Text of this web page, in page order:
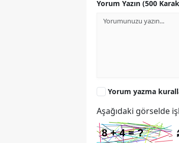
Yorum Yazın (500
Yorum yazma
Aşağıdaki görselde